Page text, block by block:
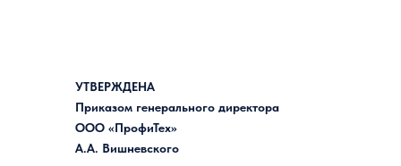
УТВЕРЖДЕНА
Приказом генерального директора
ООО «ПрофиТех»
А.А. Вишневского